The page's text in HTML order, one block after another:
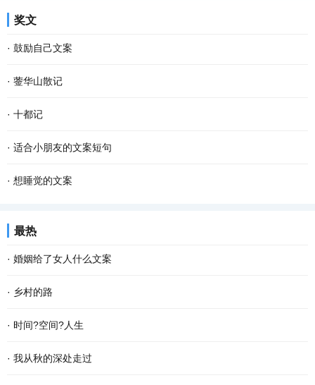
奖文
· 鼓励自己文案
· 蓥华山散记
· 十都记
· 适合小朋友的文案短句
· 想睡觉的文案
最热
· 婚姻给了女人什么文案
· 乡村的路
· 时间?空间?人生
· 我从秋的深处走过